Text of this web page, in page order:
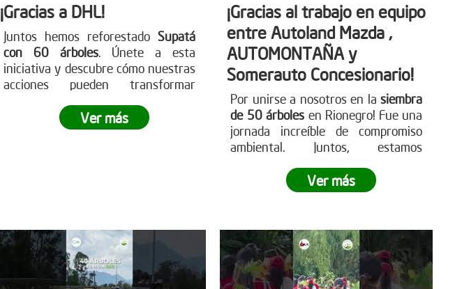
¡Gracias a DHL!
Juntos hemos reforestado Supatá
con 60 árboles. Únete a esta
iniciativa y descubre cómo nuestras
acciones pueden transformar
Ver más
¡Gracias al trabajo en equipo
entre Autoland Mazda ,
AUTOMONTAÑA y
Somerauto Concesionario!
Por unirse a nosotros en la siembra
de 50 árboles en Rionegro! Fue una
jornada increíble de compromiso
ambiental. Juntos, estamos
cabo una reforestación impactante
¿Te sumas a este movimiento
Ver más